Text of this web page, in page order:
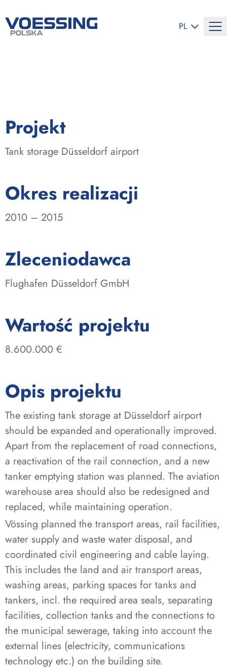
PL
Projekt
Tank storage Düsseldorf airport
Okres realizacji
2010 – 2015
Zleceniodawca
Flughafen Düsseldorf GmbH
Wartość projektu
8.600.000 €
Opis projektu
The existing tank storage at Düsseldorf airport
should be expanded and operationally improved.
Apart from the replacement of road connections,
a reactivation of the rail connection, and a new
tanker emptying station was planned. The aviation
warehouse area should also be redesigned and
replaced, while maintaining operation.
Vössing planned the transport areas, rail facilities,
water supply and waste water disposal, and
coordinated civil engineering and cable laying.
This includes the land and air transport areas,
washing areas, parking spaces for tanks and
tankers, incl. the required area seals, separating
facilities, collection tanks and the connections to
the municipal sewerage, taking into account the
external lines (electricity, communications
technology etc.) on the building site.